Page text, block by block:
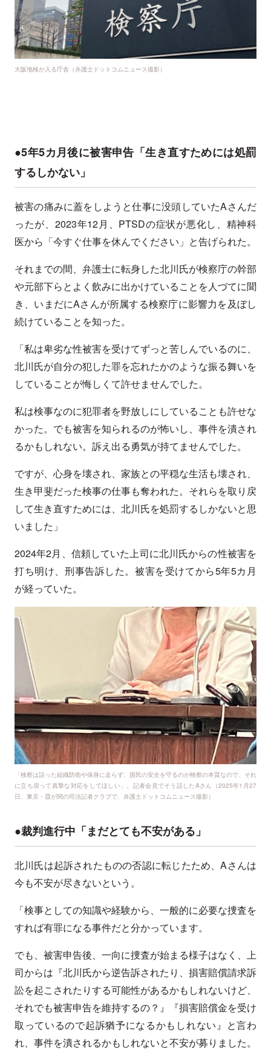
大阪地検が入る庁舎（弁護士ドットコムニュース撮影）
●5年5カ月後に被害申告「生き直すためには処罰
するしかない」
被害の痛みに蓋をしようと仕事に没頭していたAさんだ
ったが、2023年12月、PTSDの症状が悪化し、精神科
医から「今すぐ仕事を休んでください」と告げられた。
それまでの間、弁護士に転身した北川氏が検察庁の幹部
や元部下らとよく飲みに出かけていることを人づてに聞
き、いまだにAさんが所属する検察庁に影響力を及ぼし
続けていることを知った。
「私は卑劣な性被害を受けてずっと苦しんでいるのに、
北川氏が自分の犯した罪を忘れたかのような振る舞いを
していることが悔しくて許せませんでした。
私は検事なのに犯罪者を野放しにしていることも許せな
かった。でも被害を知られるのが怖いし、事件を潰され
るかもしれない。訴え出る勇気が持てませんでした。
ですが、心身を壊され、家族との平穏な生活も壊され、
生き甲斐だった検事の仕事も奪われた。それらを取り戻
して生き直すためには、北川氏を処罰するしかないと思
いました」
2024年2月、信頼していた上司に北川氏からの性被害を
打ち明け、刑事告訴した。被害を受けてから5年5カ月
が経っていた。
「検察は誤った組織防衛や保身に走らず、国民の安全を守るのが検察の本質なので、それ
に立ち戻って真摯な対応をしてほしい」。記者会見でそう話したAさん（2025年1月27
日、東京・霞が関の司法記者クラブで、弁護士ドットコムニュース撮影）
●裁判進行中「まだとても不安がある」
北川氏は起訴されたものの否認に転じたため、Aさんは
今も不安が尽きないという。
「検事としての知識や経験から、一般的に必要な捜査を
すれば有罪になる事件だと分かっています。
でも、被害申告後、一向に捜査が始まる様子はなく、上
司からは『北川氏から逆告訴されたり、損害賠償請求訴
訟を起こされたりする可能性があるかもしれないけど、
それでも被害申告を維持するの？』『損害賠償金を受け
取っているので起訴猶予になるかもしれない』と言わ
れ、事件を潰されるかもしれないと不安が募りました。